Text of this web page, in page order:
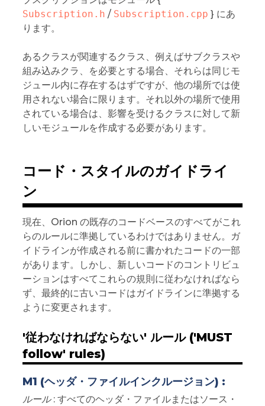
Subscription.h / Subscription.cpp } にあ
ります。
あるクラスが関連するクラス、例えばサブクラスや
組み込みクラ、を必要とする場合、それらは同じモ
ジュール内に存在するはずですが、他の場所では使
用されない場合に限ります。それ以外の場所で使用
されている場合は、影響を受けるクラスに対して新
しいモジュールを作成する必要があります。
コード・スタイルのガイドライ
ン
現在、Orion の既存のコードベースのすべてがこれ
らのルールに準拠しているわけではありません。ガ
イドラインが作成される前に書かれたコードの一部
があります。しかし、新しいコードのコントリビュ
ーションはすべてこれらの規則に従わなければなら
ず、最終的に古いコードはガイドラインに準拠する
ように変更されます。
'従わなければならない' ルール ('MUST
follow' rules)
M1 (ヘッダ・ファイルインクルージョン) :
ルール: すべてのヘッダ・ファイルまたはソース・